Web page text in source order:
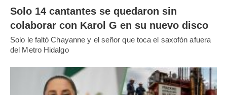
Solo 14 cantantes se quedaron sin
colaborar con Karol G en su nuevo disco
Solo le faltó Chayanne y el señor que toca el saxofón afuera
del Metro Hidalgo